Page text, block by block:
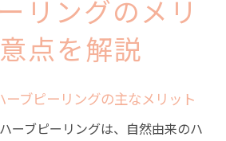
リングのメリ
点を解説
ブピーリングの主なメリット
ーブピーリングは、自然由来のハ